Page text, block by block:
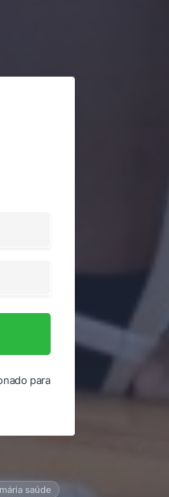
para
saúde